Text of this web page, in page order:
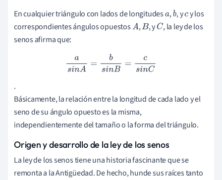
En cualquier triángulo con lados de longitudesa,b, ycy los
correspondientes ángulos opuestosA ,B , yC , la ley de los
senos afirma que:
as nA =bsinB= csi nC
.
Básicamente, la relación entre la longitud de cada lado y el
seno de su ángulo opuesto es la misma,
independientemente del tamaño o la forma del triángulo.
Origen y desarrollo de la ley de los senos
La ley de los senos tiene una historia fascinante que se
remonta a la Antigüedad. De hecho, hunde sus raíces tanto